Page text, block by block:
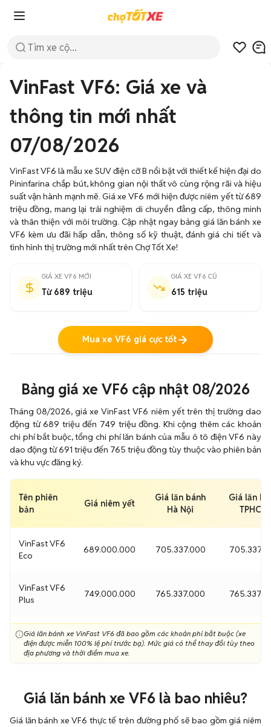
VinFast VF6: Giá xe và
thông tin mới nhất
07/08/2026
VinFast VF6 là mẫu xe SUV điện cỡ B nổi bật với thiết kế hiện đại do
Pininfarina chắp bút, không gian nội thất vô cùng rộng rãi và hiệu
suất vận hành mạnh mẽ. Giá xe VF6 mới hiện được niêm yết từ 689
triệu đồng, mang lại trải nghiệm di chuyển đẳng cấp, thông minh
và thân thiện với môi trường. Cập nhật ngay bảng giá lăn bánh xe
VF6 kèm ưu đãi hấp dẫn, thông số kỹ thuật, đánh giá chi tiết và
tình hình thị trường mới nhất trên Chợ Tốt Xe!
GIÁ XE VF6 MỚI
Từ 689 triệu
GIÁ XE VF6 CŨ
615 triệu
Mua xe VF6 giá cực tốt
Bảng giá xe VF6 cập nhật 08/2026
Tháng 08/2026, giá xe VinFast VF6 niêm yết trên thị trường dao
động từ 689 triệu đến 749 triệu đồng. Khi cộng thêm các khoản
chi phí bắt buộc, tổng chi phí lăn bánh của mẫu ô tô điện VF6 này
dao động từ 691 triệu đến 765 triệu đồng tùy thuộc vào phiên bản
và khu vực đăng ký.
Tên phiên
bản
Giá niêm yết
Giá lăn bánh
Hà Nội
Giá lăn
TPHCM
VinFast VF6
Eco
689.000.000 705.337.000
VinFast VF6
Plus
749.000.000 765.337.000
Giá lăn bánh xe VinFast VF6 đã bao gồm các khoản phí bắt buộc (xe
điện được miễn 100% lệ phí trước bạ). Mức giá có thể thay đổi tùy theo
địa phương và thời điểm mua xe.
Giá lăn bánh xe VF6 là bao nhiêu?
Giá lăn bánh xe VF6 thực tế trên đường phố sẽ bao gồm giá niêm